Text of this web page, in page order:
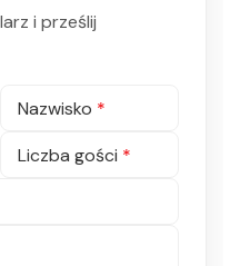
i prześlij
Nazwisko *
Liczba gości *